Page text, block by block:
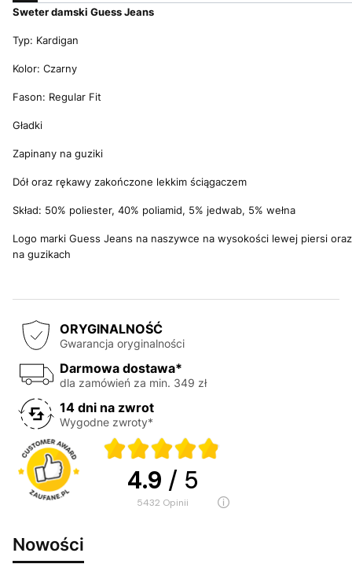
Sweter damski Guess Jeans
Typ: Kardigan
Kolor: Czarny
Fason: Regular Fit
Gładki
Zapinany na guziki
Dół oraz rękawy zakończone lekkim ściągaczem
Skład: 50% poliester, 40% poliamid, 5% jedwab, 5% wełna
Logo marki Guess Jeans na naszywce na wysokości lewej piersi oraz
na guzikach
ORYGINALNOŚĆ
Gwarancja oryginalności
Darmowa dostawa*
dla zamówień za min. 349 zł
14 dni na zwrot
Wygodne zwroty*
4.9 / 5
5432 opinii
Nowości